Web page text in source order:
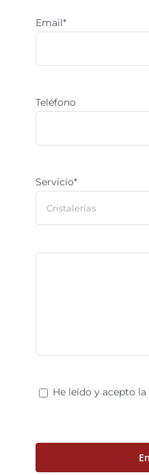
Email*
Teléfono
Servicio*
He leído y acepto la